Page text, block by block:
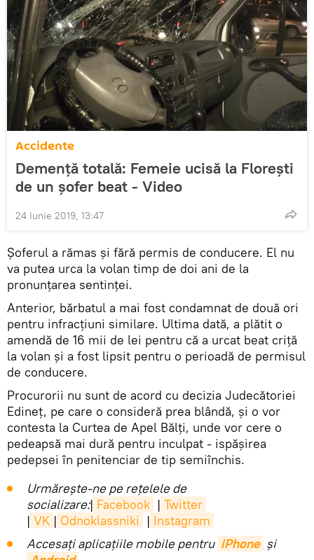
Accidente
Demență totală: Femeie ucisă la Florești
de un șofer beat - Video
24 Iunie 2019, 13:47
Șoferul a rămas și fără permis de conducere. El nu
va putea urca la volan timp de doi ani de la
pronunțarea sentinței.
Anterior, bărbatul a mai fost condamnat de două ori
pentru infracțiuni similare. Ultima dată, a plătit o
amendă de 16 mii de lei pentru că a urcat beat criță
la volan și a fost lipsit pentru o perioadă de permisul
de conducere.
Procurorii nu sunt de acord cu decizia Judecătoriei
Edineț, pe care o consideră prea blândă, și o vor
contesta la Curtea de Apel Bălți, unde vor cere o
pedeapsă mai dură pentru inculpat - ispășirea
pedepsei în penitenciar de tip semiînchis.
Urmărește-ne pe rețelele de
socializare:| Facebook | Twitter
| VK | Odnoklassniki | Instagram
Accesaţi aplicaţiile mobile pentru iPhone și